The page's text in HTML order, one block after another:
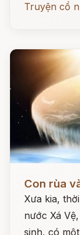
Truyện cổ
Con rùa
Xưa kia,
nước Xá
sinh, có